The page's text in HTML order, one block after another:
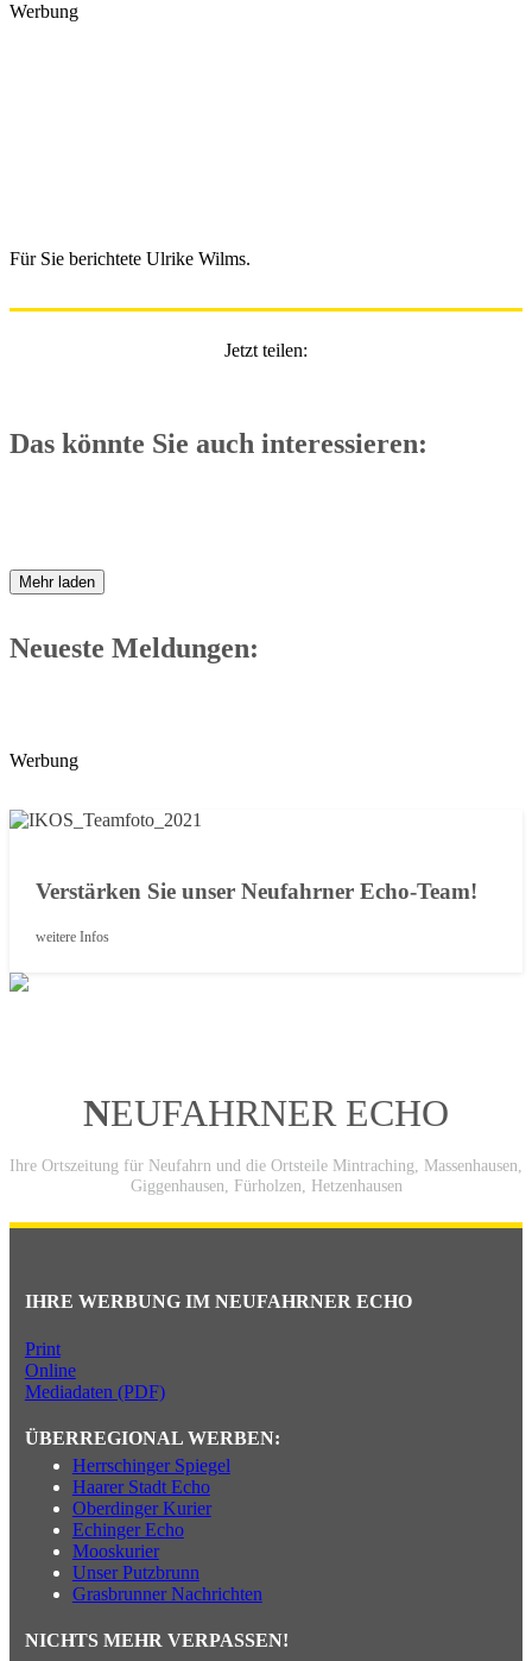
Werbung
Für Sie berichtete Ulrike Wilms.
Jetzt teilen:
Das könnte Sie auch interessieren:
Mehr laden
Neueste Meldungen:
Werbung
Verstärken Sie unser Neufahrner Echo-Team!
weitere Infos
NEUFAHRNER ECHO
Ihre Ortszeitung für Neufahrn und die Ortsteile Mintraching, Massenhausen,
Giggenhausen, Fürholzen, Hetzenhausen
IHRE WERBUNG IM NEUFAHRNER ECHO
Print
Online
Mediadaten (PDF)
ÜBERREGIONAL WERBEN:
Herrschinger Spiegel
Haarer Stadt Echo
Oberdinger Kurier
Echinger Echo
Mooskurier
Unser Putzbrunn
Grasbrunner Nachrichten
NICHTS MEHR VERPASSEN!